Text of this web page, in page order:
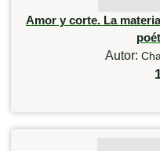
Amor y corte. La
Autor: